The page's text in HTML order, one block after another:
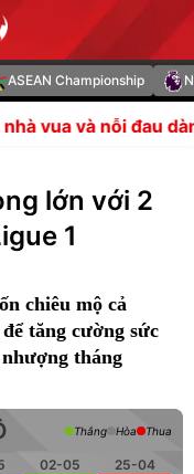
ASEAN Championship
cho Indonesia
lớn với 2
1
chiêu mộ cả
tăng cường sức
tháng
02-05 25-04
Thắng Hòa Thua